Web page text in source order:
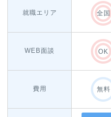
就職エリア 全国
WEB面談 OK
費用 無料